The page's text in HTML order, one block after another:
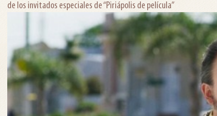
de los invitados especiales de “Piriápolis de película”